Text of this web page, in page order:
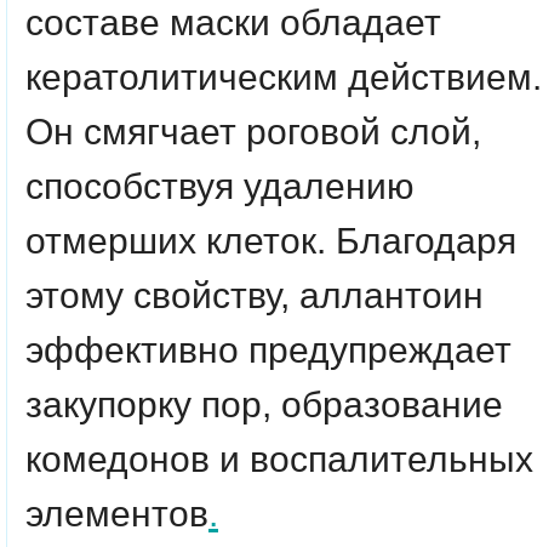
составе маски обладает
кератолитическим действием.
Он смягчает роговой слой,
способствуя удалению
отмерших клеток. Благодаря
этому свойству, аллантоин
эффективно предупреждает
закупорку пор, образование
комедонов и воспалительных
элементов.